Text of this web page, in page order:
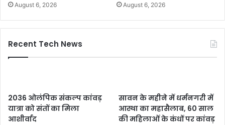
August 6, 2026 August 6, 2026
Recent Tech News
2036 ओलंपिक संकल्प कांवड़
यात्रा को संतों का मिला
आशीर्वाद
सावन के महीने में धर्मनगरी में
आस्था का महासैलाब, 60 साल
की महिलाओं के कंधों पर कांवड़